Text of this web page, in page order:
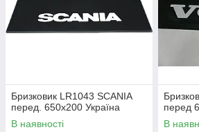
Бризковик LR1043 SCANIA
перед. 650х200 Україна
В наявності
перед
В